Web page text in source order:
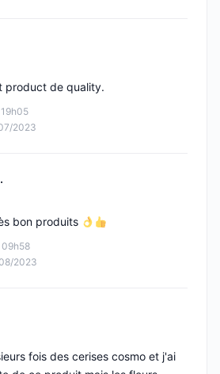
2023
product de quality.
2023
bon produits
fois des cerises cosmo et j'ai